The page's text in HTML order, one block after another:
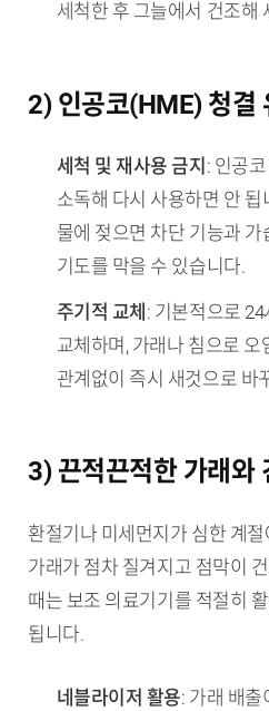
세척한 후 그늘에서 건조해
2) 인공코(HME) 청결
세척 및 재사용 금지 : 인공
소독해 다시 사용하면 안
물에 젖으면 차단 기능과
기도를 막을 수 있습니다.
주기적 교체 : 기본적으로
교체하며, 가래나 침으로
관계없이 즉시 새것으로 바
3) 끈적끈적한 가래와
환절기나 미세먼지가 심한 계
가래가 점차 질겨지고 점막이
때는 보조 의료기기를 적절히
됩니다.
네블라이저 활용: 가래 배